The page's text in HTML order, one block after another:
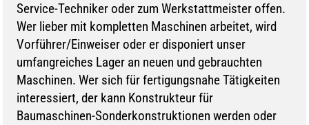
Service-Techniker oder zum Werkstattmeister offen.
Wer lieber mit kompletten Maschinen arbeitet, wird
Vorführer/Einweiser oder er disponiert unser
umfangreiches Lager an neuen und gebrauchten
Maschinen. Wer sich für fertigungsnahe Tätigkeiten
interessiert, der kann Konstrukteur für
Baumaschinen-Sonderkonstruktionen werden oder